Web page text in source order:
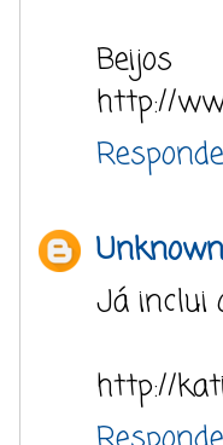
Beijos
http://
Unknown
Já inclui
http://